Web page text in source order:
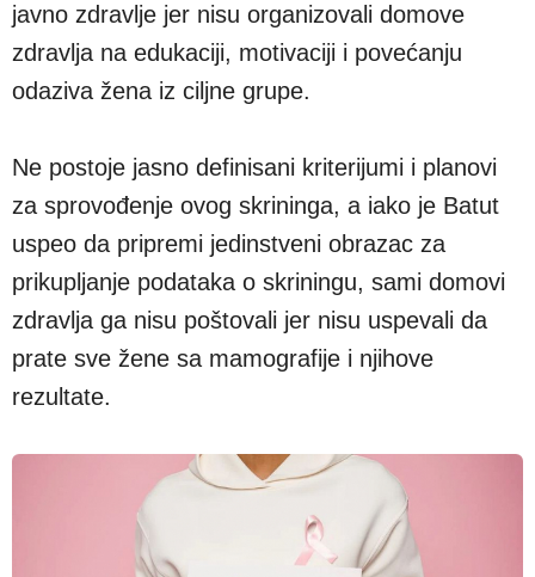
javno zdravlje jer nisu organizovali domove
zdravlja na edukaciji, motivaciji i povećanju
odaziva žena iz ciljne grupe.
Ne postoje jasno definisani kriterijumi i planovi
za sprovođenje ovog skrininga, a iako je Batut
uspeo da pripremi jedinstveni obrazac za
prikupljanje podataka o skriningu, sami domovi
zdravlja ga nisu poštovali jer nisu uspevali da
prate sve žene sa mamografije i njihove
rezultate.